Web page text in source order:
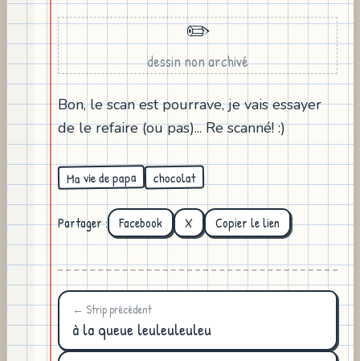
✏️
dessin non archivé
Bon, le scan est pourrave, je vais essayer
de le refaire (ou pas)... Re scanné! :)
Ma vie de papa chocolat
Partager : Facebook X Copier le lien
← Strip précédent
à la queue leuleuleuleu